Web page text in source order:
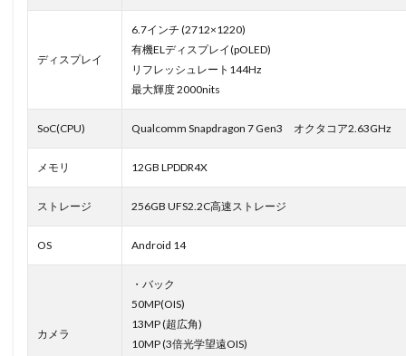
ディスプレイ
6.7インチ (2712×1220)
有機ELディスプレイ(pOLED)
リフレッシュレート144Hz
最大輝度 2000nits
SoC(CPU) Qualcomm Snapdragon 7 Gen3 オクタコア2.63GHz
メモリ 12GB LPDDR4X
ストレージ 256GB UFS2.2C高速ストレージ
OS Android 14
カメラ
・バック
50MP(OIS)
13MP (超広角)
10MP (3倍光学望遠OIS)